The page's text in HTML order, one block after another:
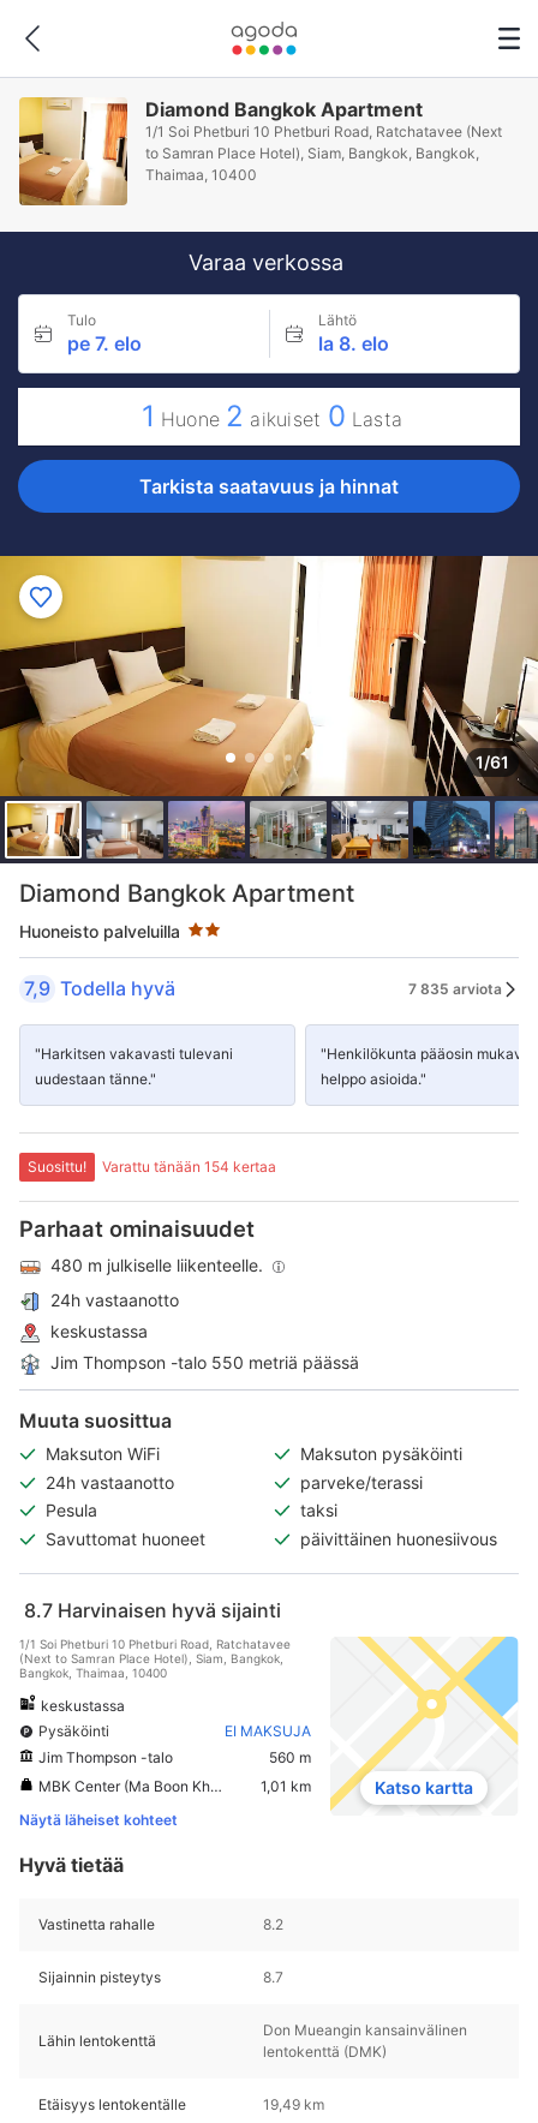
Diamond Bangkok Apartment
1/1 Soi Phetburi 10 Phetburi Road, Ratchatavee (Next
to Samran Place Hotel), Siam, Bangkok, Bangkok,
Thaimaa, 10400
Varaa verkossa
Tulo
pe 7. elo
Lähtö
la 8. elo
1 Huone 2 aikuiset 0 Lasta
Tarkista saatavuus ja hinnat
1/61
Diamond Bangkok Apartment
Huoneisto palveluilla
Tähtiluokitus 2 tähteä
7,9 Todella hyvä 7 835 arviota
"Harkitsen vakavasti tulevani
uudestaan tänne."
"Henkilökunta pääosin
helppo asioida."
Suosittu! Varattu tänään 154 kertaa
Parhaat ominaisuudet
480 m julkiselle liikenteelle.
24h vastaanotto
keskustassa
Jim Thompson -talo 550 metriä päässä
Muuta suosittua
Maksuton WiFi
Maksuton pysäköinti
24h vastaanotto
parveke/terassi
Pesula
taksi
Savuttomat huoneet
päivittäinen huonesiivous
8.7 Harvinaisen hyvä sijainti
1/1 Soi Phetburi 10 Phetburi Road, Ratchatavee
(Next to Samran Place Hotel), Siam, Bangkok,
Bangkok, Thaimaa, 10400
keskustassa
Pysäköinti
EI MAKSUJA
Jim Thompson -talo
560 m
MBK Center (Ma Boon Khrong Center)
1,01 km
Näytä läheiset kohteet
Katso kartta
Hyvä tietää
Vastinetta rahalle 8.2
Sijainnin pisteytys 8.7
Lähin lentokenttä
Don Mueangin kansainvälinen
lentokenttä (DMK)
Etäisyys lentokentälle 19,49 km